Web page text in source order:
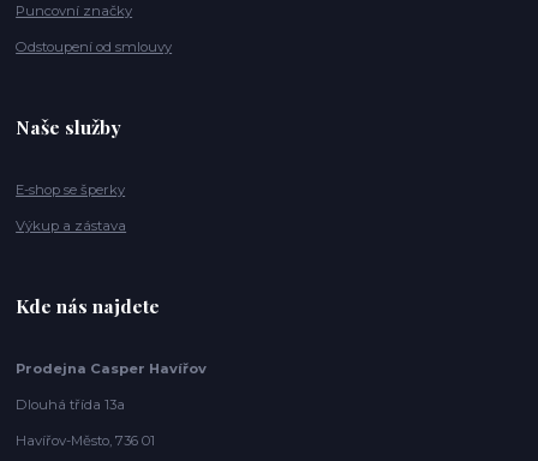
Puncovní značky
Odstoupení od smlouvy
Naše služby
E-shop se šperky
Výkup a zástava
Kde nás najdete
Prodejna Casper Havířov
Dlouhá třída 13a
Havířov-Město, 736 01